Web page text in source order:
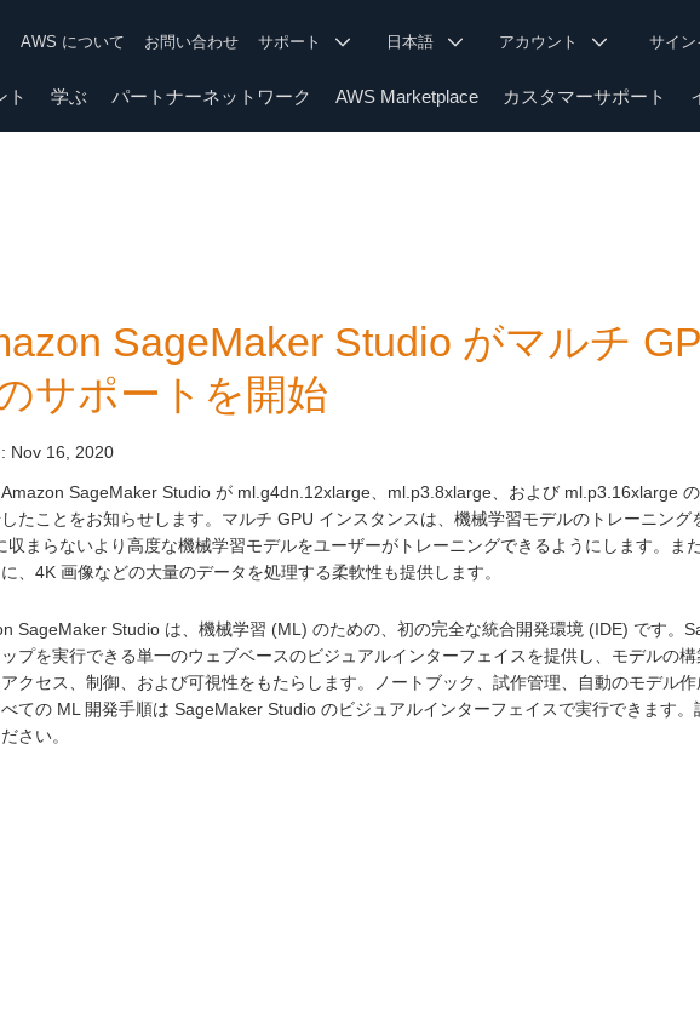
AWS について お問い合わせ サポート 日本語 アカウント サイン
ト 学ぶ パートナーネットワーク AWS Marketplace カスタマーサポート
SageMaker Studio がマルチ
サポートを開始
Nov 16, 2020
SageMaker Studio が ml.g4dn.12xlarge、ml.p3.8xlarge、および ml.p3.16xlarge
たことをお知らせします。マルチ GPU インスタンスは、機械学習モデルのトレーニン
収まらないより高度な機械学習モデルをユーザーがトレーニングできるようにします。ま
、4K 画像などの大量のデータを処理する柔軟性も提供します。
SageMaker Studio は、機械学習 (ML) のための、初の完全な統合開発環境 (IDE) です。
プを実行できる単一のウェブベースのビジュアルインターフェイスを提供し、モデルの
クセス、制御、および可視性をもたらします。ノートブック、試作管理、自動のモデル
ての ML 開発手順は SageMaker Studio のビジュアルインターフェイスで実行できます。
さい。